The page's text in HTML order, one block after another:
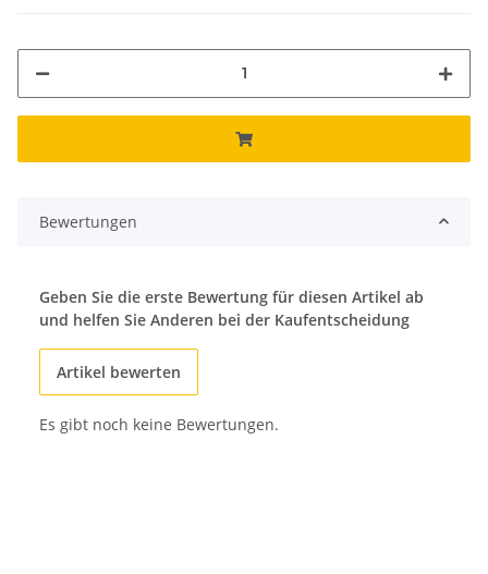
Bewertungen
Geben Sie die erste Bewertung für diesen Artikel ab
und helfen Sie Anderen bei der Kaufentscheidung
Artikel bewerten
Es gibt noch keine Bewertungen.